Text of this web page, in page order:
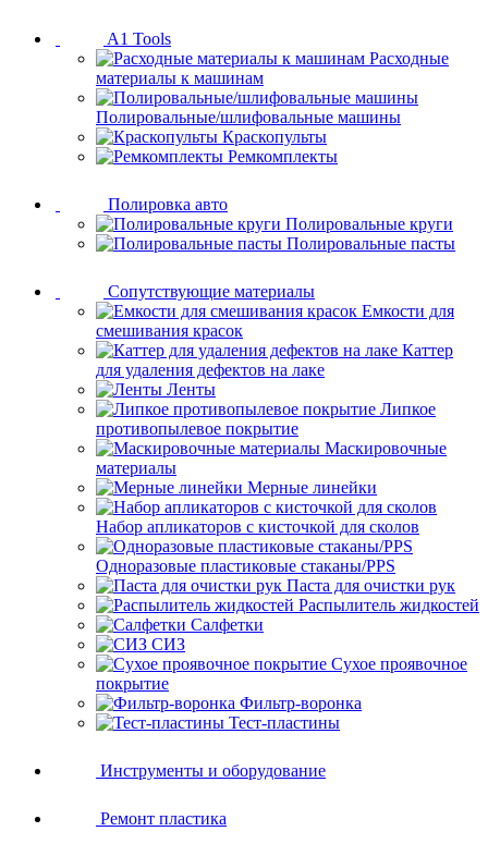
A1 Tools
Расходные
материалы к машинам
Полировальные/шлифовальные машины
Краскопульты
Ремкомплекты
Полировка авто
Полировальные круги
Полировальные пасты
Сопутствующие материалы
Емкости для
смешивания красок
Каттер
для удаления дефектов на лаке
Ленты
Липкое
противопылевое покрытие
Маскировочные
материалы
Мерные линейки
Набор апликаторов с кисточкой для сколов
Одноразовые пластиковые стаканы/PPS
Паста для очистки рук
Распылитель жидкостей
Салфетки
СИЗ
Сухое проявочное
покрытие
Фильтр-воронка
Тест-пластины
Инструменты и оборудование
Ремонт пластика